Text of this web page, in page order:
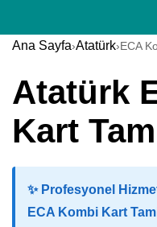
Ana Sayfa›Atatürk›ECA
Atatürk
Kart
✨ Profesyonel
ECA Kombi Kart